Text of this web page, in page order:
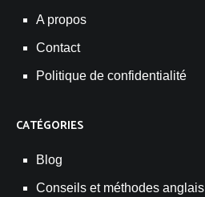
A propos
Contact
Politique de confidentialité
CATÉGORIES
Blog
Conseils et méthodes anglais